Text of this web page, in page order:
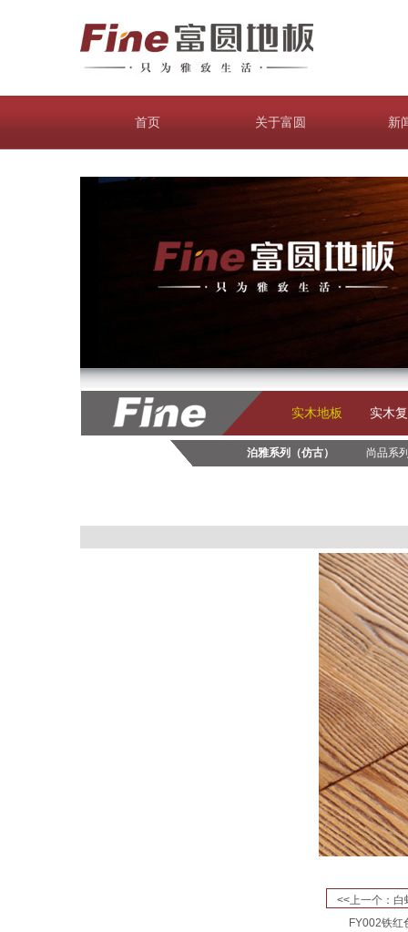
首页 关于富圆 新
实木地板 实木
泊雅系列（仿古） 尚品系
<<上一个：白
FY002铁红